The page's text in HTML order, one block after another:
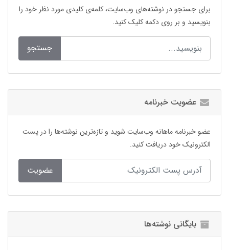
برای جستجو در نوشته‌های وب‌سایت، کلمه‌ی کلیدی مورد نظر خود را
بنویسید و بر روی دکمه کلیک کنید.
جستجو
عضویت خبرنامه
عضو خبرنامه ماهانه وب‌سایت شوید و تازه‌ترین نوشته‌ها را در پست
الکترونیک خود دریافت کنید.
عضویت
بایگانی نوشته‌ها